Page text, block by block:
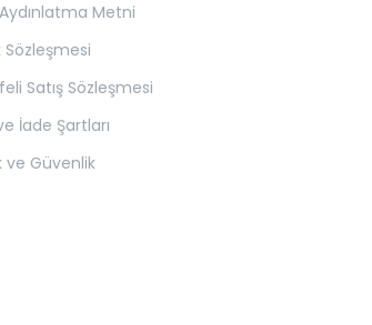
Aydınlatma Metni
Sözleşmesi
Satış Sözleşmesi
İade Şartları
ve Güvenlik